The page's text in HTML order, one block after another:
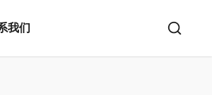
我们